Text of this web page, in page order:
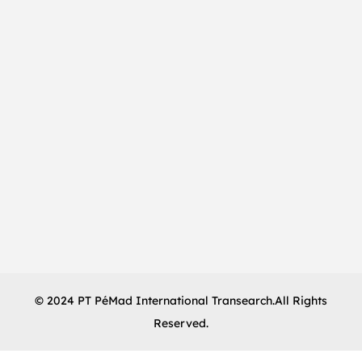
© 2024 PT PéMad International Transearch.All Rights
Reserved.